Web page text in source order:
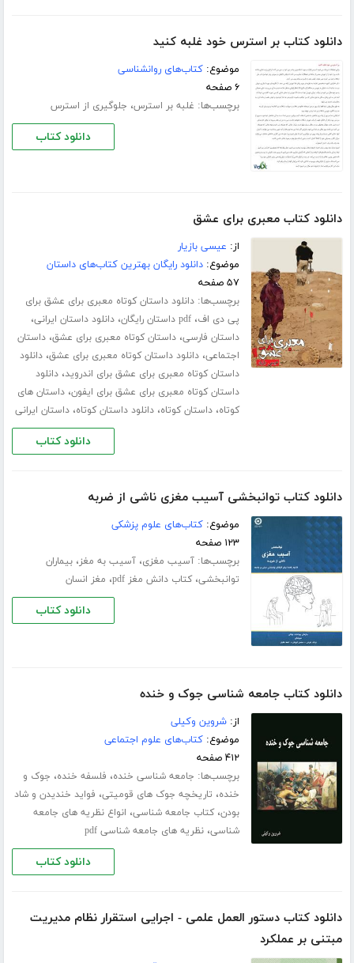
دانلود کتاب بر استرس خود غلبه کنید
موضوع:کتاب‌های روانشناسی
۶ صفحه
برچسب‌ها: غلبه بر استرس، جلوگیری از استرس
دانلود کتاب
دانلود کتاب معبری برای عشق
از: عیسی بازیار
موضوع:دانلود رایگان بهترین کتاب‌های داستان
۵۷ صفحه
برچسب‌ها:دانلود داستان کوتاه معبری برای عشق برای
پی دی اف،pdf داستان رایگان ،دانلود داستان ایرانی،
داستان فارسی،داستان کوتاه معبری برای عشق،داستان
اجتماعی،دانلود داستان کوتاه معبری برای عشق،دانلود
داستان کوتاه معبری برای عشق برای اندروید،دانلود
داستان کوتاه معبری برای عشق برای ایفون،داستان های
کوتاه،داستان کوتاه،دانلود داستان کوتاه،داستان ایرانی
دانلود کتاب
دانلود کتاب توانبخشی آسیب مغزی ناشی از ضربه
موضوع:کتاب‌های علوم پزشکی
۱۲۳ صفحه
برچسب‌ها:آسیب مغزی،آسیب به مغز،بیماران
توانبخشی،کتاب دانش مغز pdf ، مغز انسان
دانلود کتاب
دانلود کتاب جامعه شناسی جوک و خنده
از:شروین وکیلی
موضوع:کتاب‌های علوم اجتماعی
۴۱۲ صفحه
برچسب‌ها: جامعه شناسی خنده، فلسفه خنده، جوک و
خنده، تاریخچه جوک های قومیتی، فواید خندیدن و شاد
بودن،کتاب جامعه شناسی، انواع نظریه های جامعه
شناسی،نظریه های جامعه شناسی pdf
دانلود کتاب
دانلود کتاب دستور العمل علمی - اجرایی استقرار نظام مدیریت
مبتنی بر عملکرد